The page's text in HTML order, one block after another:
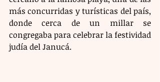
más concurridas y turísticas del país,
donde cerca de un millar se
congregaba para celebrar la festividad
judía del Janucá.